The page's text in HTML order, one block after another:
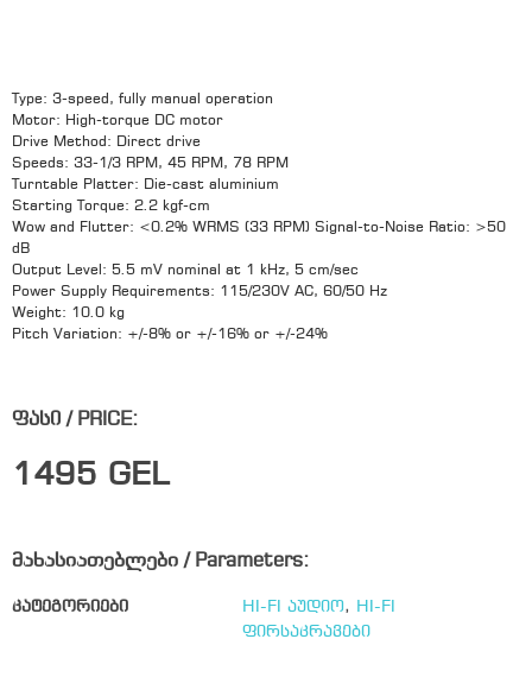
Type: 3-speed, fully manual operation
Motor: High-torque DC motor
Drive Method: Direct drive
Speeds: 33-1/3 RPM, 45 RPM, 78 RPM
Turntable Platter: Die-cast aluminium
Starting Torque: 2.2 kgf-cm
Wow and Flutter: <0.2% WRMS (33 RPM) Signal-to-Noise Ratio: >50
dB
Output Level: 5.5 mV nominal at 1 kHz, 5 cm/sec
Power Supply Requirements: 115/230V AC, 60/50 Hz
Weight: 10.0 kg
Pitch Variation: +/-8% or +/-16% or +/-24%
ფასი / PRICE:
1495 GEL
მახასიათებლები / Parameters:
კატეგორიები HI-FI აუდიო, HI-FI
ფირსაკრავები